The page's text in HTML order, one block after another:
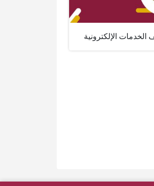
الإلكترونية